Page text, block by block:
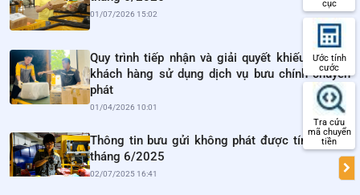
01/07/2026 15:02
Quy trình tiếp nhận và giải quyết khiếu nại của
khách hàng sử dụng dịch vụ bưu chính chuyển
phát
01/04/2026 10:01
Thông tin bưu gửi không phát được tính từ hết
tháng 6/2025
02/07/2025 16:41
cục
Ước tính
cước
Tra cứu
mã chuyển
tiền